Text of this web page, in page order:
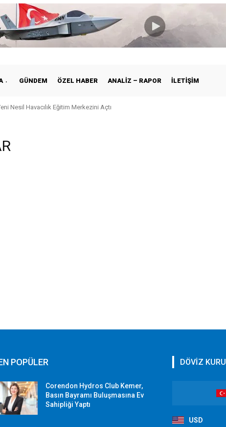
GÜNDEM ÖZEL HABER ANALIZ – RAPOR İLETIŞIM
Nesil Havacılık Eğitim Merkezini Açtı
POPÜLER
Corendon Hydros Club Kemer,
Basın Bayramı Buluşmasına Ev
Sahipliği Yaptı
DÖVİZ KURU
USD